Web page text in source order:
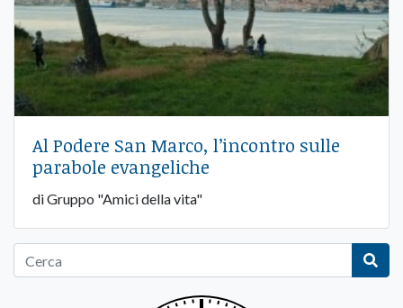
Al Podere San Marco, l’incontro sulle
parabole evangeliche
di Gruppo "Amici della vita"